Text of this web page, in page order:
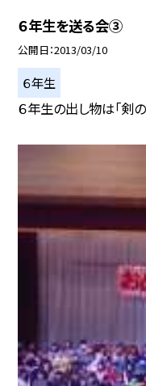
６年生を送る会③
公開日 2013/03/10
６年生
６年生の出し物は「剣